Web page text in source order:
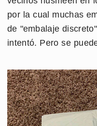
por la cual muchas
de "embalaje
intentó. Pero se